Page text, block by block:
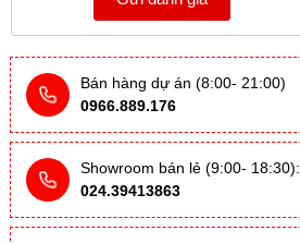
Bán hàng dự án (8:00- 21:00)
0966.889.176
Showroom bán lẻ (9:00- 18:30):
024.39413863